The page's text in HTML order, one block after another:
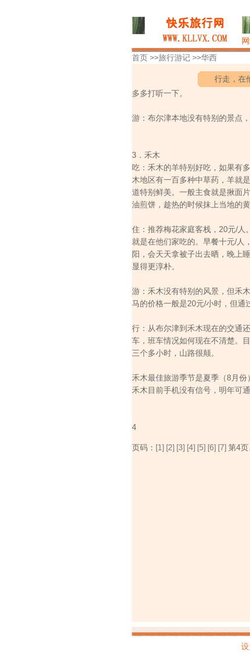
首页 >>旅行游记 >>华西
行走，在
多多打听一下。
游：布尔津本地没有特别的景点
3．禾木
吃：禾木的羊特别好吃，如果有
木地区有一百多种中草药，羊就
道特别鲜美。一般主食就是揪面
油煎饼，趁热的时候抹上当地的
住：推荐梅花家庭客栈，20元/人
就是在他们家吃的。早餐十元/人
阳，会天天拿被子出去晒，晚上
显得更淳朴。
游：禾木没有特别的风景，但禾
马的价格一般是20元/小时，但通
行：从布尔津到禾木现在的交通
车，班车情况如何现在不清楚。
三个多小时，山路很颠。
禾木最佳旅游季节是夏季（8月份
禾木目前手机没有信号，明年可
4
页码： [1] [2] [3] [4] [5] [6] [7] 第4